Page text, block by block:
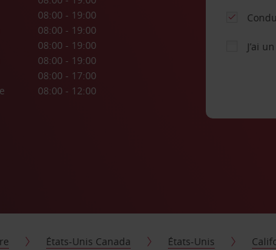
08:00 - 19:00
08:00 - 19:00
08:00 - 19:00
08:00 - 19:00
08:00 - 17:00
08:00 - 12:00
J’ai
États-Unis Canada États-Unis